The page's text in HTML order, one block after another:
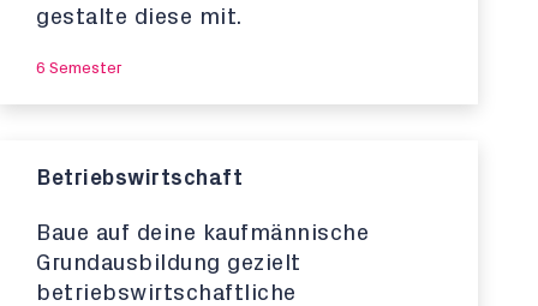
gestalte diese mit.
6 Semester
Betriebswirtschaft
Baue auf deine kaufmännische
Grundausbildung gezielt
betriebswirtschaftliche